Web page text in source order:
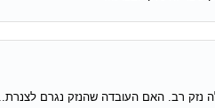
נזק רב. האם העובדה שהנזק נגרם לצנרת...